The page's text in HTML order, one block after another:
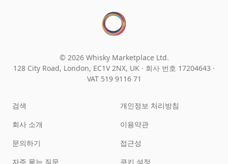
© 2026 Whisky Marketplace Ltd.
128 City Road, London, EC1V 2NX, UK · 회사 번호 17204643 ·
VAT 519 9116 71
검색
회사 소개
문의하기
자주 묻는 질문
개인정보 처리방침
이용약관
접근성
쿠키 설정